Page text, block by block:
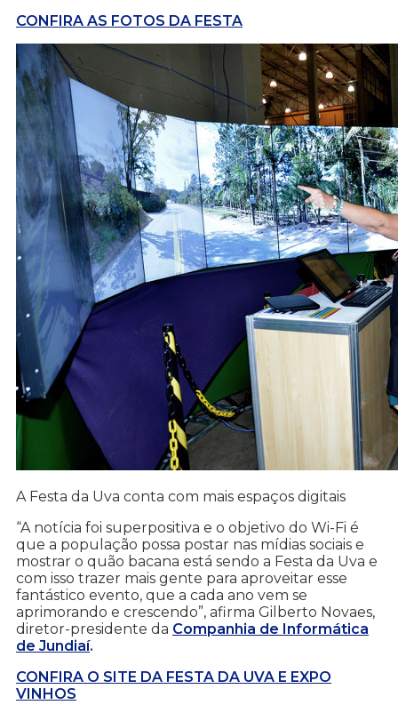
CONFIRA AS FOTOS DA FESTA
A Festa da Uva conta com mais espaços digitais
“A notícia foi superpositiva e o objetivo do Wi-Fi é
que a população possa postar nas mídias sociais e
mostrar o quão bacana está sendo a Festa da Uva e
com isso trazer mais gente para aproveitar esse
fantástico evento, que a cada ano vem se
aprimorando e crescendo”, afirma Gilberto Novaes,
diretor-presidente da Companhia de Informática
de Jundiaí.
CONFIRA O SITE DA FESTA DA UVA E EXPO
VINHOS